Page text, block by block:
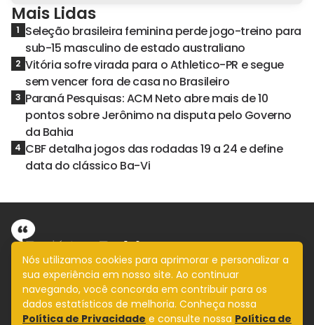
Mais Lidas
1 Seleção brasileira feminina perde jogo-treino para
sub-15 masculino de estado australiano
2 Vitória sofre virada para o Athletico-PR e segue
sem vencer fora de casa no Brasileiro
3 Paraná Pesquisas: ACM Neto abre mais de 10
pontos sobre Jerônimo na disputa pelo Governo
da Bahia
4 CBF detalha jogos das rodadas 19 a 24 e define
data do clássico Ba-Vi
Informação com imparcialidade
SIGA
Nós utilizamos cookies para aprimorar e personalizar a
sua experiência em nosso site. Ao continuar
navegando, você concorda em contribuir para os
dados estatísticos de melhoria. Conheça nossa
Política de Privacidade e consulte nossa Política de